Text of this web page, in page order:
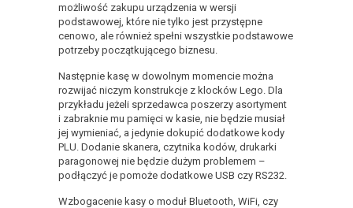
możliwość zakupu urządzenia w wersji
podstawowej, które nie tylko jest przystępne
cenowo, ale również spełni wszystkie podstawowe
potrzeby początkującego biznesu.
Następnie kasę w dowolnym momencie można
rozwijać niczym konstrukcje z klocków Lego. Dla
przykładu jeżeli sprzedawca poszerzy asortyment
i zabraknie mu pamięci w kasie, nie będzie musiał
jej wymieniać, a jedynie dokupić dodatkowe kody
PLU. Dodanie skanera, czytnika kodów, drukarki
paragonowej nie będzie dużym problemem –
podłączyć je pomoże dodatkowe USB czy RS232.
Wzbogacenie kasy o moduł Bluetooth, WiFi, czy